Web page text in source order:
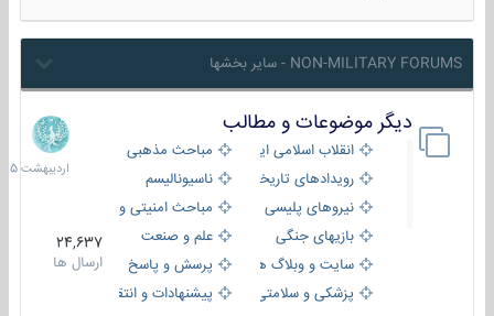
NON-MILITARY FORUMS - سایر بخشها
دیگر موضوعات و مطالب
انقلاب اسلامی ایران
مباحث مذهبی
رویدادهای تاریخی و مذهبیناسیونالیسم
نیروهای پلیسی
مباحث امنیتی و اطلاعاتی
بازیهای جنگی
علم و صنعت
سایت و وبلاگ ها
پرسش و پاسخ
پزشکی و سلامتی
پیشنهادات و انتقادات
24,637
ارسال ها
8
1405